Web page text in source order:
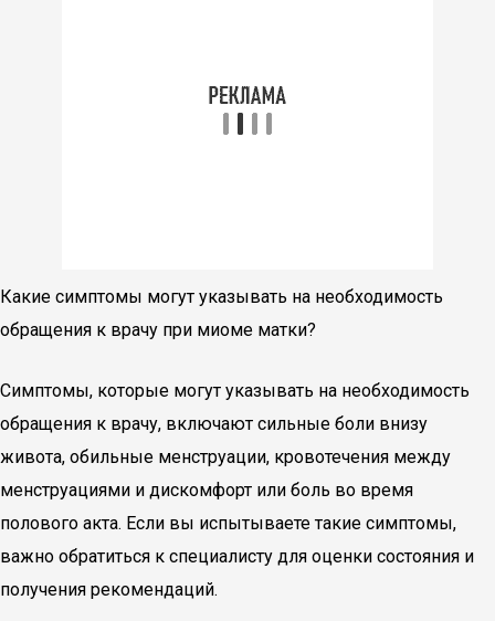
Какие симптомы могут указывать на необходимость
обращения к врачу при миоме матки?
Симптомы, которые могут указывать на необходимость
обращения к врачу, включают сильные боли внизу
живота, обильные менструации, кровотечения между
менструациями и дискомфорт или боль во время
полового акта. Если вы испытываете такие симптомы,
важно обратиться к специалисту для оценки состояния и
получения рекомендаций.